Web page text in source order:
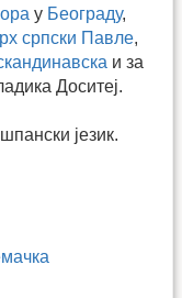
у Београду,
српски Павле,
и за
Доситеј.
језик.